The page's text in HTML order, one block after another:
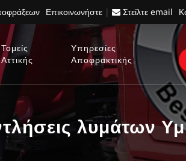
Επικοινωνήστε | Στείλτε email
Τομείς
Αττικής
Υπηρεσίες
Αποφρακτικής
λυμάτων